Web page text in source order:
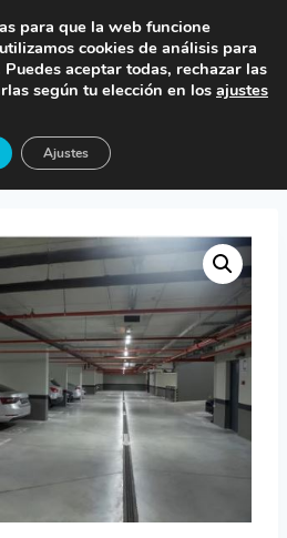
Vehículos
para que la web funcione
cookies de análisis para
aceptar todas, rechazar las
según tu elección en los ajustes
Ajustes